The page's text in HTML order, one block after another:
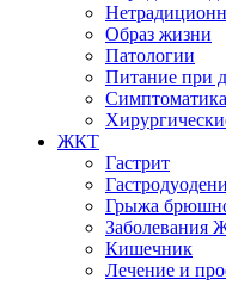
Образ жизни
Патологии
Питание при
Симптоматика
ЖКТ
Гастрит
Грыжа
Заболевания
Кишечник
Лечение и